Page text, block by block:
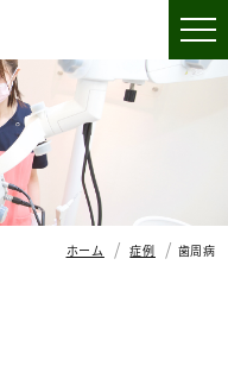
ホーム 症例 歯周病